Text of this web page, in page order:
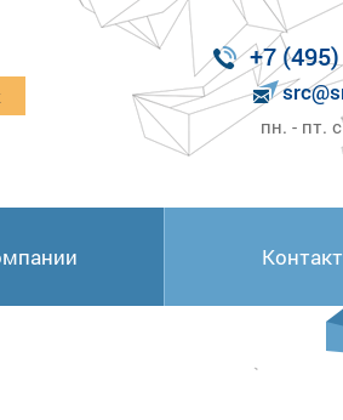
+7
пн. - пт.